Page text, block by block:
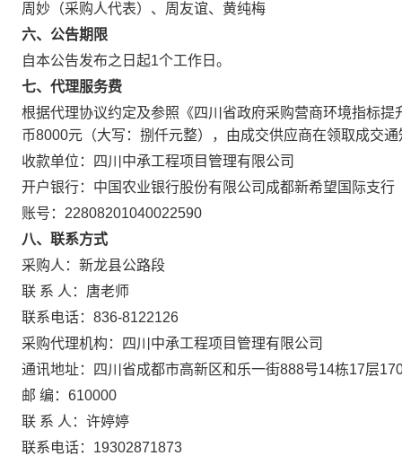
周妙（采购人代表）、周友谊、黄纯梅
六、公告期限
自本公告发布之日起1个工作日。
七、代理服务费
根据代理协议约定及参照《四川省政府采购营商环境指标
币8000元（大写：捌仟元整），由成交供应商在领取成交
收款单位：四川中承工程项目管理有限公司
开户银行：中国农业银行股份有限公司成都新希望国际支行
账号：22808201040022590
八、联系方式
采购人：新龙县公路段
联 系 人：唐老师
联系电话：836-8122126
采购代理机构：四川中承工程项目管理有限公司
通讯地址：四川省成都市高新区和乐一街888号14栋17层
邮 编：610000
联 系 人：许婷婷
联系电话：19302871873